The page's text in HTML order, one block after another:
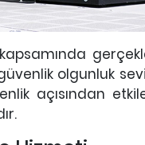
kapsamında
olgunluk
açısından